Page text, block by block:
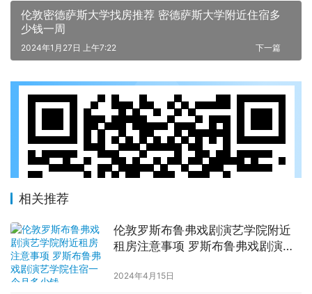
伦敦密德萨斯大学找房推荐 密德萨斯大学附近住宿多
少钱一周
下一篇
2024年1月27日 上午7:22
相关推荐
伦敦罗斯布鲁弗戏剧演艺学院附近
租房注意事项 罗斯布鲁弗戏剧演艺
2024年4月15日